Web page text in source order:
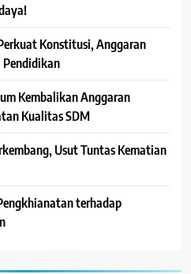
Konstitusi, Anggaran
Pendidikan
Kembalikan Anggaran
Kualitas SDM
Usut Tuntas Kematian
terhadap